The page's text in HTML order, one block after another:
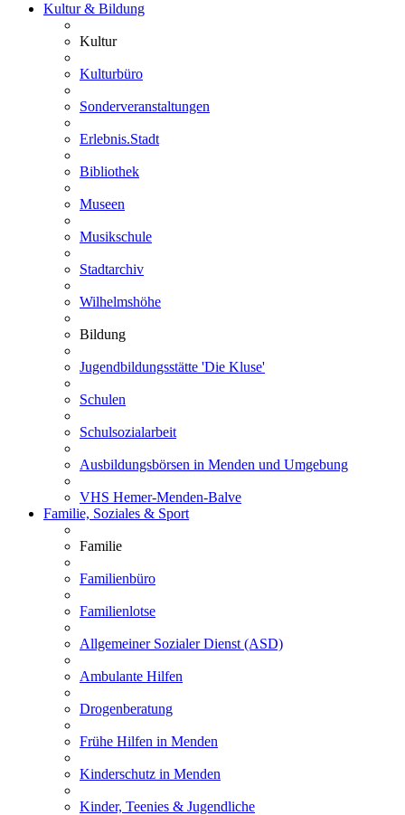
Kultur & Bildung
Kultur
Kulturbüro
Sonderveranstaltungen
Erlebnis.Stadt
Bibliothek
Museen
Musikschule
Stadtarchiv
Wilhelmshöhe
Bildung
Jugendbildungsstätte 'Die Kluse'
Schulen
Schulsozialarbeit
Ausbildungsbörsen in Menden und Umgebung
VHS Hemer-Menden-Balve
Familie, Soziales & Sport
Familie
Familienbüro
Familienlotse
Allgemeiner Sozialer Dienst (ASD)
Ambulante Hilfen
Drogenberatung
Frühe Hilfen in Menden
Kinderschutz in Menden
Kinder, Teenies & Jugendliche